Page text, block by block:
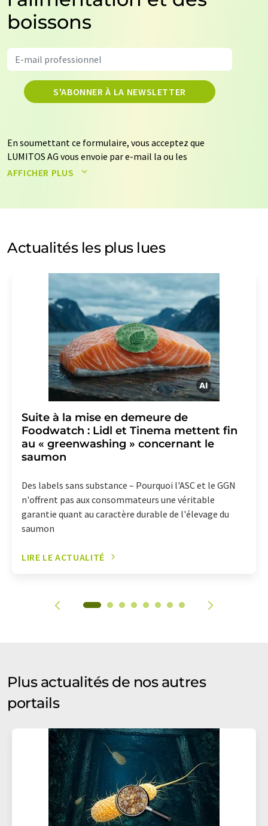
boissons
S'ABONNER À LA NEWSLETTER
En soumettant ce formulaire, vous acceptez que
LUMITOS AG vous envoie par e-mail la ou les
newsletters sélectionnées ci-dessus. Vos données ne
protection des données. LUMITOS peut vous contacter
et d'opinion. Vous pouvez à tout moment révoquer
votre consentement sans indication de motifs à
Allemagne ou par e-mail à
revoke@lumitos.com
effet pour l'avenir. De plus, chaque courriel contient un
lien pour se désabonner de la newsletter
correspondante.
AFFICHER PLUS
Actualités les plus lues
Suite à la mise en demeure de
Foodwatch : Lidl et Tinema mettent fin
au « greenwashing » concernant le
saumon
Des labels sans substance – Pourquoi l'ASC et le GGN
n'offrent pas aux consommateurs une véritable
garantie quant au caractère durable de l'élevage du
saumon
LIRE LE ACTUALITÉ
Plus actualités de nos autres
portails